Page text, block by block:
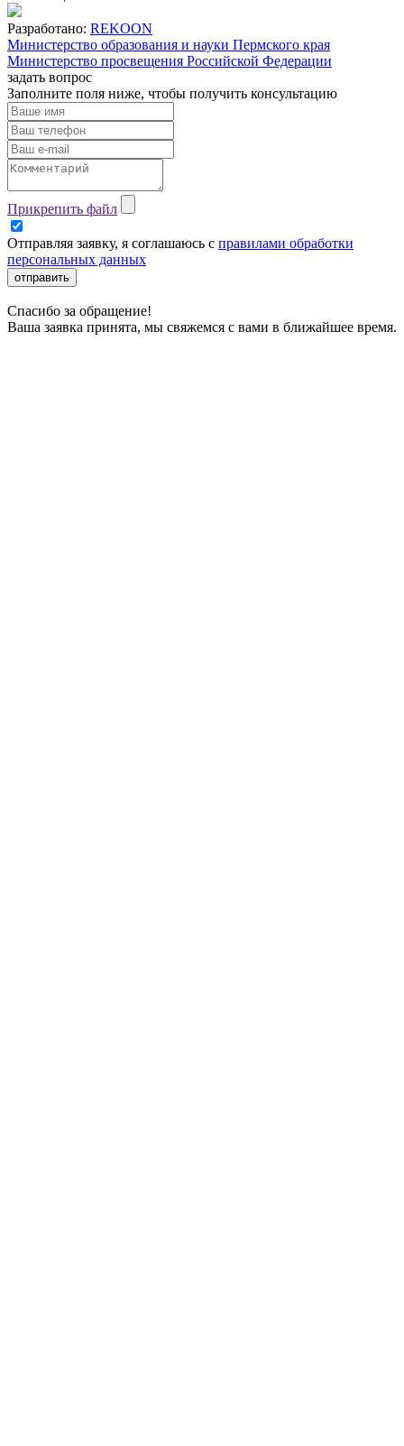
Разработано: REKOON
Министерство образования и науки Пермского края
Министерство просвещения Российской Федерации
задать вопрос
Заполните поля ниже, чтобы получить консультацию
Прикрепить файл
Отправляя заявку, я соглашаюсь с правилами обработки
персональных данных
отправить
Спасибо за обращение!
Ваша заявка принята, мы свяжемся с вами в ближайшее время.